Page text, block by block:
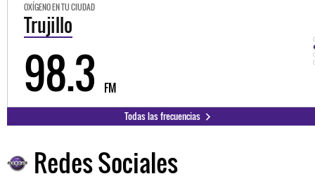
OXÍGENO EN TU CIUDAD
Trujillo
98.3 FM
Todas las frecuencias
Redes Sociales